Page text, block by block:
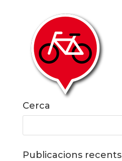
Cerca
Publicacions recents